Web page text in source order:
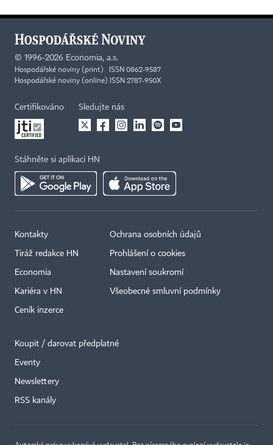
© 1996-2026 Economia, a.s.
Hospodářské noviny (print) ISSN 0862-9587
Hospodářské noviny (online) ISSN 2787-950X
Certifikováno Sledujte nás
Stáhněte si aplikaci HN
Kontakty
Tiráž redakce HN
Economia
Kariéra v HN
Ceník inzerce
Ochrana osobních údajů
Prohlášení o cookies
Nastavení soukromí
Všeobecné smluvní podmínky
Koupit / darovat předplatné
Eventy
Newslettery
RSS kanály